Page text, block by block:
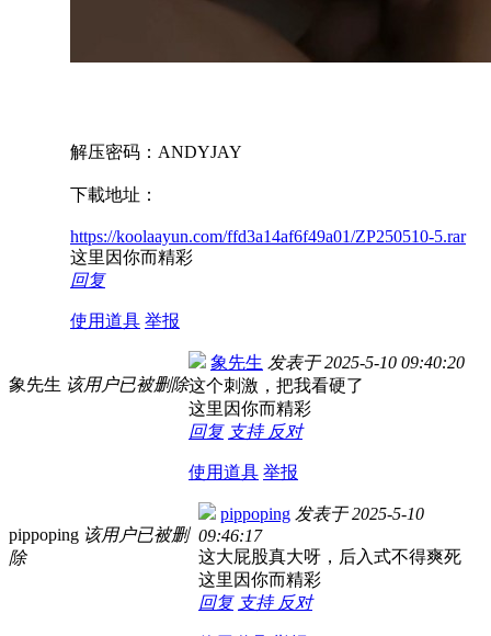
解压密码：ANDYJAY
下載地址：
https://koolaayun.com/ffd3a14af6f49a01/ZP250510-5.rar
这里因你而精彩
回复
使用道具 举报
象先生 该用户已被删除
象先生 发表于2025-5-10 09:40:20
这个刺激，把我看硬了
这里因你而精彩
回复 支持 反对
使用道具 举报
pippoping 该用户已被删
除
pippoping 发表于2025-5-10
09:46:17
这大屁股真大呀，后入式不得爽死
这里因你而精彩
回复 支持 反对